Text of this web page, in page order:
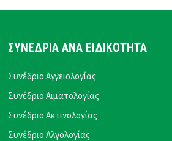
ΣΥΝΕΔΡΙΑ ΑΝΑ ΕΙΔΙΚΟΤΗΤΑ
Συνέδριο Αγγειολογίας
Συνέδριο Αιματολογίας
Συνέδριο Ακτινολογίας
Συνέδριο Αλγολογίας